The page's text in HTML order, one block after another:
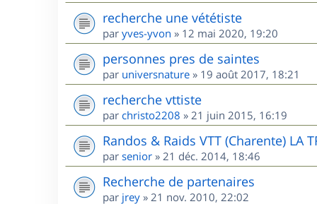
recherche une vététiste
par yves-yvon » 12 mai 2020, 19:20
personnes pres de saintes
par universnature » 19 août 2017, 18:21
recherche vttiste
par christo2208 » 21 juin 2015, 16:19
Randos & Raids VTT (Charente) LA
par senior » 21 déc. 2014, 18:46
Recherche de partenaires
par jrey » 21 nov. 2010, 22:02